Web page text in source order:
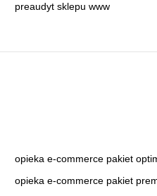
preaudyt sklepu www
opieka e-commerce pakiet
opieka e-commerce pakiet